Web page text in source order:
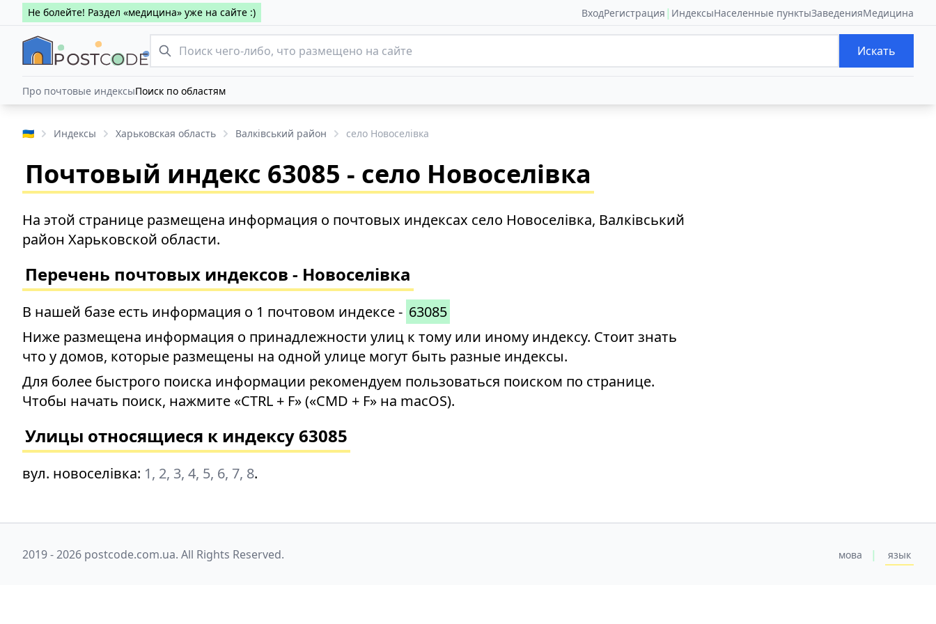
Не болейте! Раздел «медицина» уже на сайте :) ВходРегистрация | ИндексыНаселенные пунктыЗаведенияМедицина
Искать
Про почтовые индексыПоиск по областям
🇺🇦 Индексы Харьковская область Валківський район село Новоселівка
Почтовый индекс 63085 - село Новоселівка
На этой странице размещена информация о почтовых индексах село Новоселівка, Валківський
район Харьковской области.
Перечень почтовых индексов - Новоселівка
В нашей базе есть информация о 1 почтовом индексе - 63085
Ниже размещена информация о принадлежности улиц к тому или иному индексу. Стоит знать
что у домов, которые размещены на одной улице могут быть разные индексы.
Для более быстрого поиска информации рекомендуем пользоваться поиском по странице.
Чтобы начать поиск, нажмите «CTRL + F» («CMD + F» на macOS).
Улицы относящиеся к индексу 63085
вул. новоселівка: 1, 2, 3, 4, 5, 6, 7, 8.
2019 - 2026 postcode.com.ua. All Rights Reserved. мова | язык